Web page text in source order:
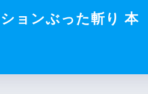
ョンぶった斬り 本